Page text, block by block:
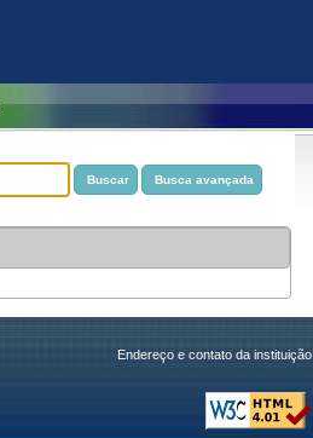
Endereço e contato da instituição